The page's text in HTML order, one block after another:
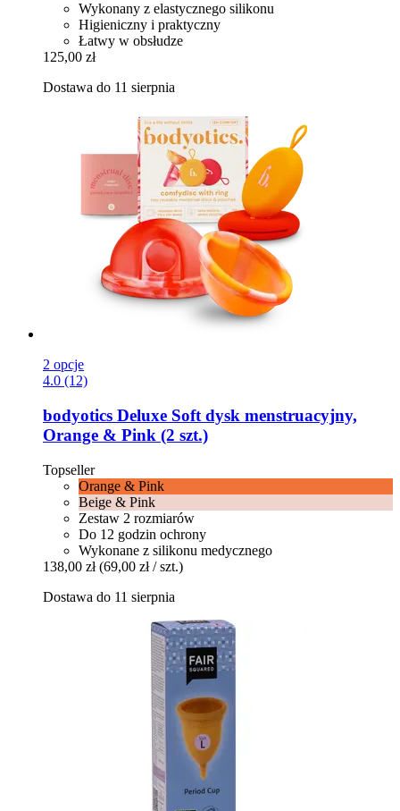
Wykonany z elastycznego silikonu
Higieniczny i praktyczny
Łatwy w obsłudze
125,00 zł
Dostawa do 11 sierpnia
2 opcje
4.0 (12)
bodyotics Deluxe Soft dysk menstruacyjny,
Orange & Pink (2 szt.)
Topseller
Orange & Pink
Beige & Pink
Zestaw 2 rozmiarów
Do 12 godzin ochrony
Wykonane z silikonu medycznego
138,00 zł (69,00 zł / szt.)
Dostawa do 11 sierpnia